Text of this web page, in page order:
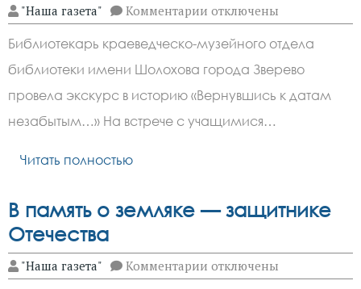
"Наша газета" Комментарии к
записи
Зверевские
школьники
познакомились
с
дневником
Виктора
Зуева
отключены
Библиотекарь краеведческо-музейного отдела
библиотеки имени Шолохова города Зверево
провела экскурс в историю «Вернувшись к датам
незабытым…» На встрече с учащимися…
Читать полностью
В память о земляке — защитнике
Отечества
"Наша газета" Комментарии к
записи
отключены